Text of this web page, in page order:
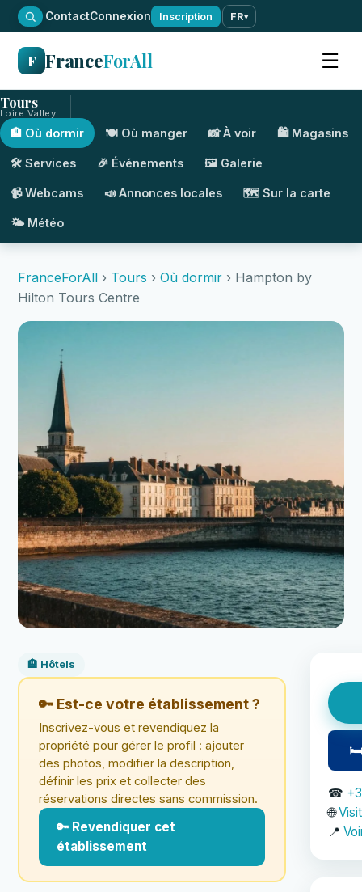
·ContactConnexion Inscription FR▾
F FranceForAll ☰
Tours
Loire Valley
🏨 Où dormir 🍽️ Où manger 📸 À voir 🛍️ Magasins
🛠️ Services 🎉 Événements 🖼️ Galerie
📹 Webcams 📣 Annonces locales 🗺️ Sur la carte
🌤️ Météo
FranceForAll › Tours › Où dormir › Hampton by
Hilton Tours Centre
🏨 Hôtels
🔑 Est-ce votre établissement ?
Inscrivez-vous et revendiquez la
propriété pour gérer le profil : ajouter
des photos, modifier la description,
définir les prix et collecter des
réservations directes sans commission.
🔑 Revendiquer cet
établissement
🛏
☎
🌐
📍